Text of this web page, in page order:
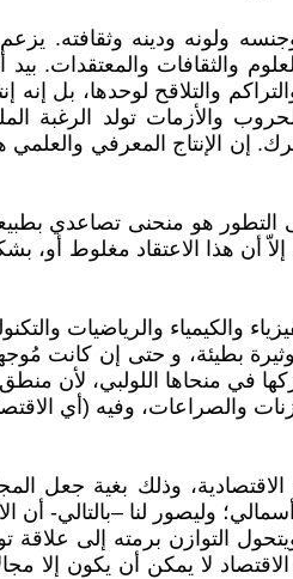
ولونه ودينه وثقافته.
والثقافات والمعتقدات.
والتلاقح لوحدها، بل
والأزمات تولد الرغبة
إن الإنتاج المعرفي
هو منحنى تصاعدي
هذا الاعتقاد مغلوط أو،
بطيئة، و حتى إن كانت
في منحاها اللولبي، لأن
والصراعات، وفيه (أي
وذلك بغية جعل
وليصور لنا –بالتالي- أن
التوازن برمته إلى
لا يمكن أن يكون إلا